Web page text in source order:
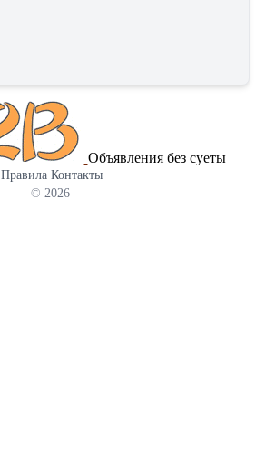
Объявления без суеты
Правила Контакты
© 2026